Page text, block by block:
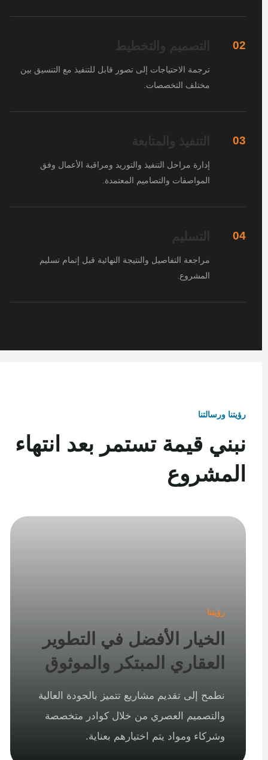
02 التصميم والتخطيط
ترجمة الاحتياجات إلى تصور قابل للتنفيذ مع التنسيق بين
مختلف التخصصات.
03 التنفيذ والمتابعة
إدارة مراحل التنفيذ والتوريد ومراقبة الأعمال وفق
المواصفات والتصاميم المعتمدة.
04 التسليم
مراجعة التفاصيل والنتيجة النهائية قبل إتمام تسليم
المشروع.
رؤيتنا ورسالتنا
نبني قيمة تستمر بعد انتهاء
المشروع
رؤيتنا
الخيار الأفضل في التطوير
العقاري المبتكر والموثوق
نطمح إلى تقديم مشاريع تتميز بالجودة العالية
والتصميم العصري من خلال كوادر متخصصة
وشركاء ومواد يتم اختيارهم بعناية.